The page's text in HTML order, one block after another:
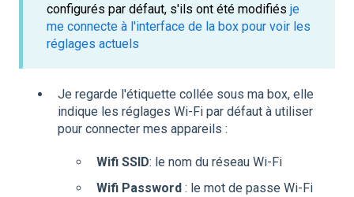
configurés par défaut, s'ils ont été modifiés je
me connecte à l'interface de la box pour voir les
réglages actuels
Je regarde l'étiquette collée sous ma box, elle
indique les réglages Wi-Fi par défaut à utiliser
pour connecter mes appareils :
Wifi SSID: le nom du réseau Wi-Fi
Wifi Password : le mot de passe Wi-Fi